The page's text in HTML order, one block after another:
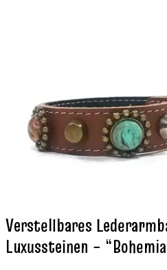
Verstellbares
Luxussteinen –